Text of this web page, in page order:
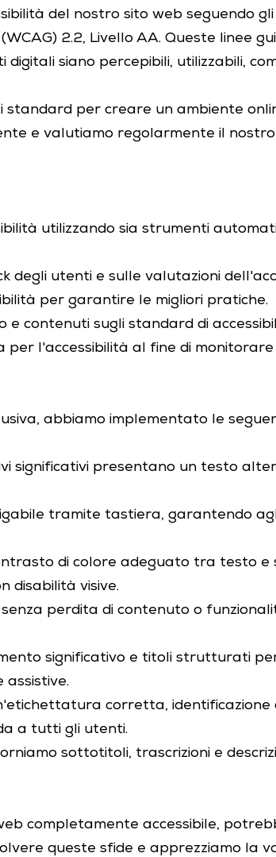
del nostro sito web seguendo
2.2, Livello AA. Queste linee
siano percepibili, utilizzabili,
per creare un ambiente
e valutiamo regolarmente il
utilizzando sia strumenti
degli utenti e sulle valutazioni
per garantire le migliori pratiche.
e contenuti sugli standard di
l'accessibilità al fine di monitorare
abbiamo implementato le
significativi presentano un testo
tramite tastiera, garantendo
di colore adeguato tra testo e
disabilità visive.
perdita di contenuto o
significativo e titoli strutturati
corretta, identificazione
a tutti gli utenti.
sottotitoli, trascrizioni e
completamente accessibile,
queste sfide e apprezziamo la